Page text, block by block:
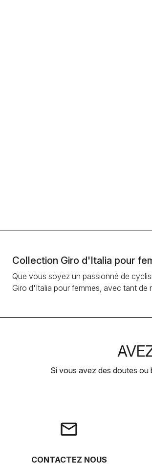
Collection Giro d'Italia pour
Que vous soyez un passionné de
Giro d'Italia pour femmes, avec tant
Si vous avez des doutes ou
email
CONTACTEZ NOUS